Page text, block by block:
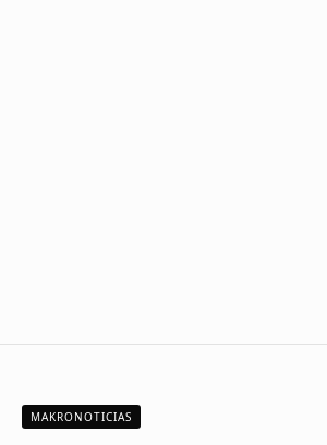
MAKRONOTICIAS